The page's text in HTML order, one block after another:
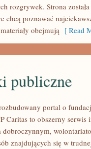
rozgrywek. Strona
chcą poznawać
obejmują [ Read
publiczne
portal o
Caritas to obszerny
dobroczynnym,
znajdujących się w